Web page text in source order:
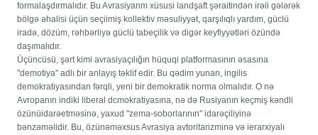
formalaşdırmalıdır. Bu Avrasiyanm xüsusi landşaft şəraitindən irəli gələrək
bölgə əhalisi üçün seçiimiş kollektiv məsuliyyət, qarşılıqlı yardım, güclü
iradə, dözüm, rəhbərliyə güclü tabeçilik və digər keyfiyyətləri özündə
daşımalıdır.
Üçüncüsü, şərt kimi avrasiyaçılığın hüquqi platformasının əsasına
"demotiya" adlı bir anlayış təklif edir. Bu qədim yunan, ingilis
demokratiyasından fərqli, yeni bir demokratik norma olmalıdır. O nə
Avropanın indiki liberal dcmokratiyasına, nə də Rusiyanın keçmiş kəndli
özünüidarəetməsinə, yaxud "zema-soborlarının" idarəçiliyinə
bənzəməlidir. Bu, özünəməxsus Avrasiya avtoritarizminə və ierarxiyalı